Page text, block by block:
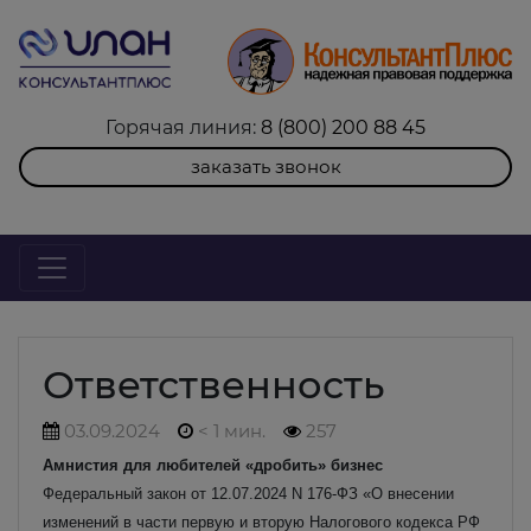
Горячая линия: 8 (800) 200 88 45
заказать звонок
Ответственность
03.09.2024 < 1 мин. 257
Амнистия для любителей «дробить» бизнес
Федеральный закон от 12.07.2024 N 176-ФЗ «О внесении
изменений в части первую и вторую Налогового кодекса РФ